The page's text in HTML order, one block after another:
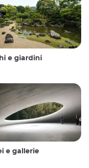
e giardini
e gallerie